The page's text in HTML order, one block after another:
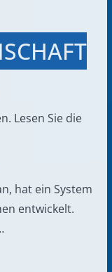
Lesen Sie die
hat ein System
entwickelt.